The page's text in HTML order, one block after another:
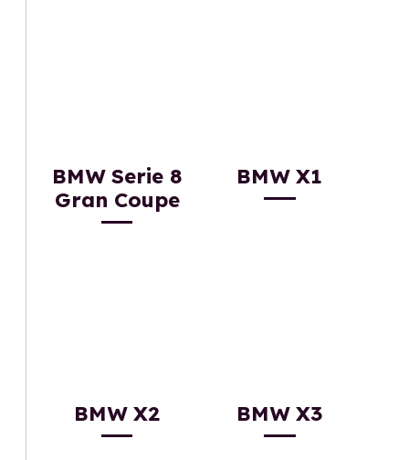
BMW Serie 8
Gran Coupe
BMW X1
BMW X2 BMW X3